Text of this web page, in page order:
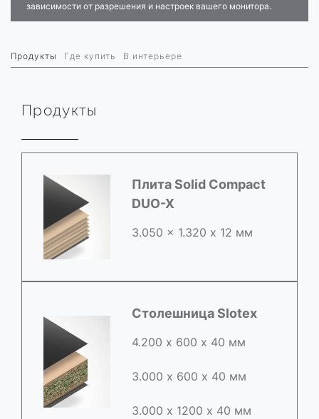
зависимости от разрешения и настроек вашего монитора.
Продукты Где купить В интерьере
Продукты
Плита Solid Compact
DUO-X
3.050 x 1.320 х 12 мм
Столешница Slotex
4.200 х 600 х 40 мм
3.000 х 600 х 40 мм
3.000 х 1200 х 40 мм